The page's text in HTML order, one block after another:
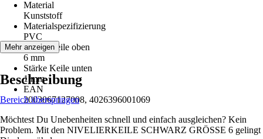
Material
Kunststoff
Materialspezifizierung
PVC
Stärke Keile oben
6 mm
Stärke Keile unten
1 mm
EAN
2003067127008, 4026396001069
Mehr anzeigen
Beschreibung
Bereich überspringen
Möchtest Du Unebenheiten schnell und einfach ausgleichen? Kein
Problem. Mit den NIVELIERKEILE SCHWARZ GRÖSSE 6 gelingt